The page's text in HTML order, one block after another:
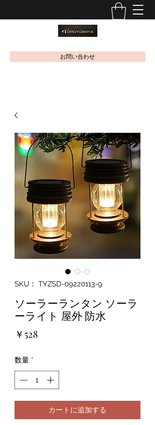
お問い合わせ
SKU： TYZSD-09220113-9
ソーラーランタン ソーラ
ーライト 屋外 防水
￥528価
数量 *
カートに追加する